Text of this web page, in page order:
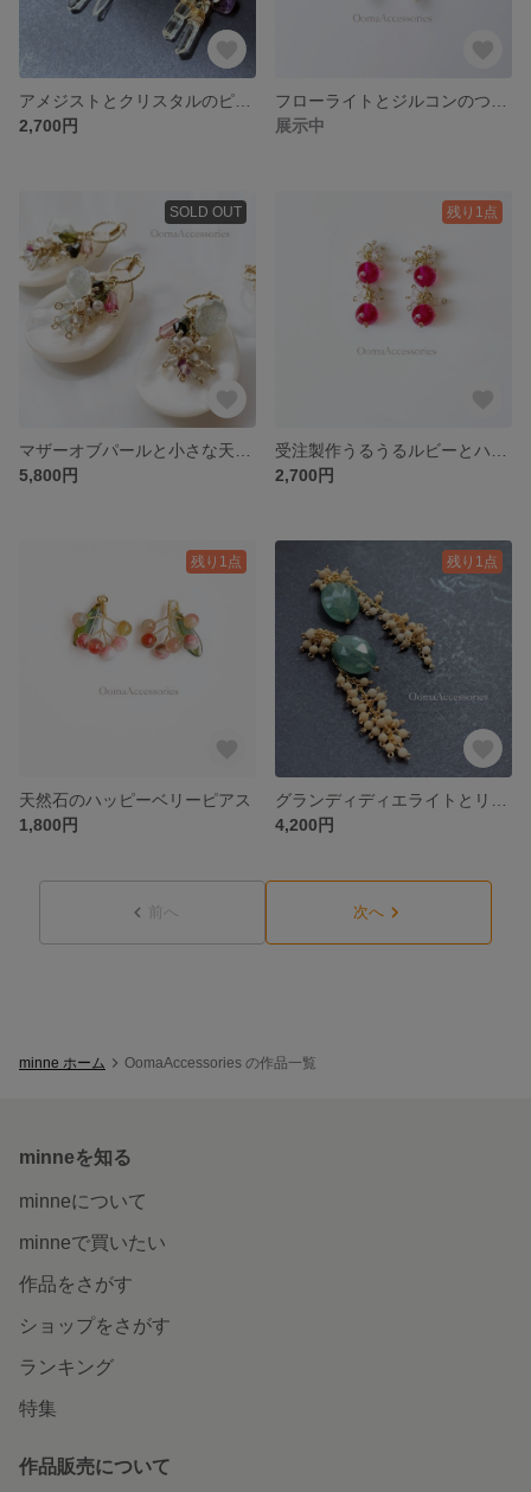
2,700円
展示中
SOLD OUT
5,800円
残り1点
2,700円
残り1点
天然石のハッピーベリーピアス
1,800円
残り1点
4,200円
前へ 次へ
minne ホーム OomaAccessories の作品一覧
minneを知る
minneについて
minneで買いたい
作品をさがす
ショップをさがす
ランキング
特集
作品販売について